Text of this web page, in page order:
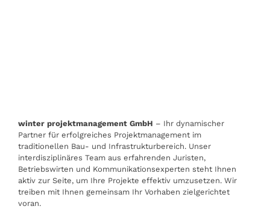
winter projektmanagement GmbH – Ihr dynamischer
Partner für erfolgreiches Projektmanagement im
traditionellen Bau- und Infrastrukturbereich. Unser
interdisziplinäres Team aus erfahrenden Juristen,
Betriebswirten und Kommunikationsexperten steht Ihnen
aktiv zur Seite, um Ihre Projekte effektiv umzusetzen. Wir
treiben mit Ihnen gemeinsam Ihr Vorhaben zielgerichtet
voran.